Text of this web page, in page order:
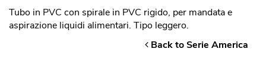
Tubo in PVC con spirale in PVC rigido, per mandata e
aspirazione liquidi alimentari. Tipo leggero.
Back to Serie America